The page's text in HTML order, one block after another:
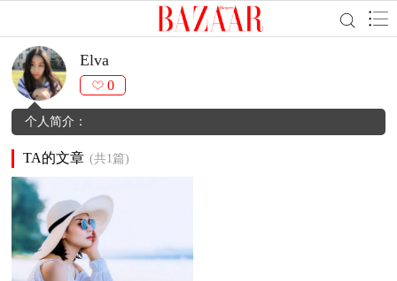
Elva
0
个人简介：
TA的文章 (共1篇)